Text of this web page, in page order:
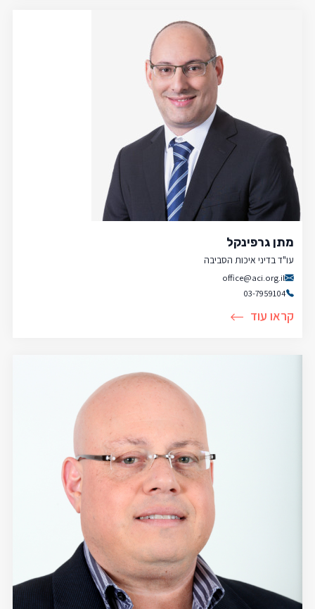
מתן גרפינקל
עו"ד בדיני איכות הסביבה
office@aci.org.il
03-7959104
קראו עוד